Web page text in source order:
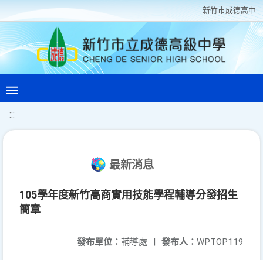
新竹巿成德高中
:::
最新消息
105學年度新竹高商實用技能學程輔導分發招生
簡章
發布人： WPTOP119
發布單位： 輔導處 |